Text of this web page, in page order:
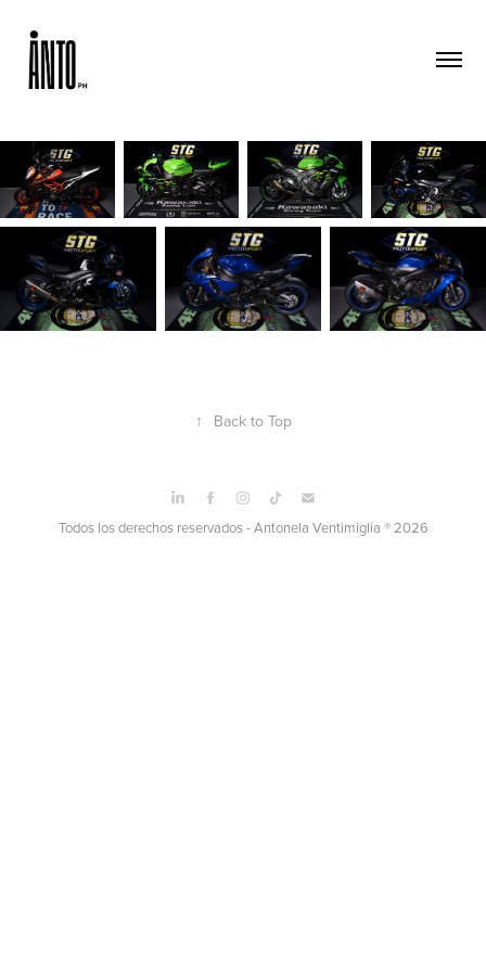
↑ Back to Top
Todos los derechos reservados - Antonela Ventimiglia ® 2026